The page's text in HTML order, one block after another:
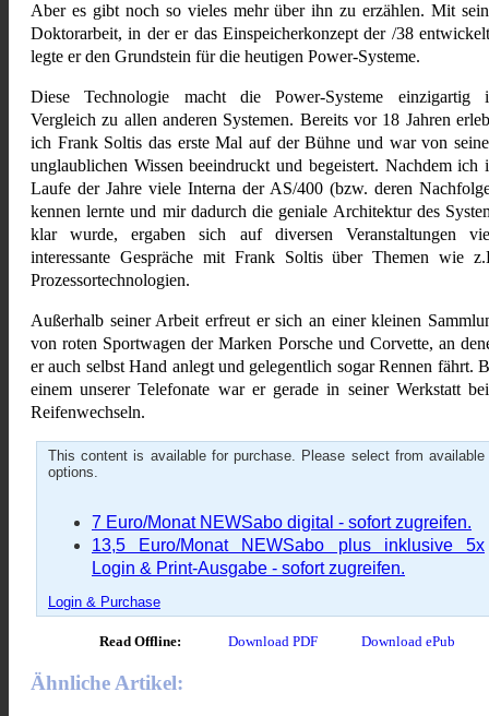
Aber es gibt noch so vieles mehr über ihn zu erzählen. Mit
Doktorarbeit, in der er das Einspeicherkonzept der /38
legte er den Grundstein für die heutigen Power-Systeme.
Diese Technologie macht die Power-Systeme einzigartig
Vergleich zu allen anderen Systemen. Bereits vor 18 Jahren
ich Frank Soltis das erste Mal auf der Bühne und war von
unglaublichen Wissen beeindruckt und begeistert. Nachdem ich
Laufe der Jahre viele Interna der AS/400 (bzw. deren
kennen lernte und mir dadurch die geniale Architektur des
klar wurde, ergaben sich auf diversen Veranstaltungen
interessante Gespräche mit Frank Soltis über Themen wie
Prozessortechnologien.
Außerhalb seiner Arbeit erfreut er sich an einer kleinen
von roten Sportwagen der Marken Porsche und Corvette, an
er auch selbst Hand anlegt und gelegentlich sogar Rennen fährt.
einem unserer Telefonate war er gerade in seiner Werkstatt
Reifenwechseln.
This content is available for purchase. Please select from available
options.
7 Euro/Monat NEWSabo digital - sofort zugreifen.
13,5 Euro/Monat NEWSabo plus inklusive 5x
Login & Print-Ausgabe - sofort zugreifen.
Login & Purchase
Read Offline: Download PDF Download ePub
Ähnliche Artikel: